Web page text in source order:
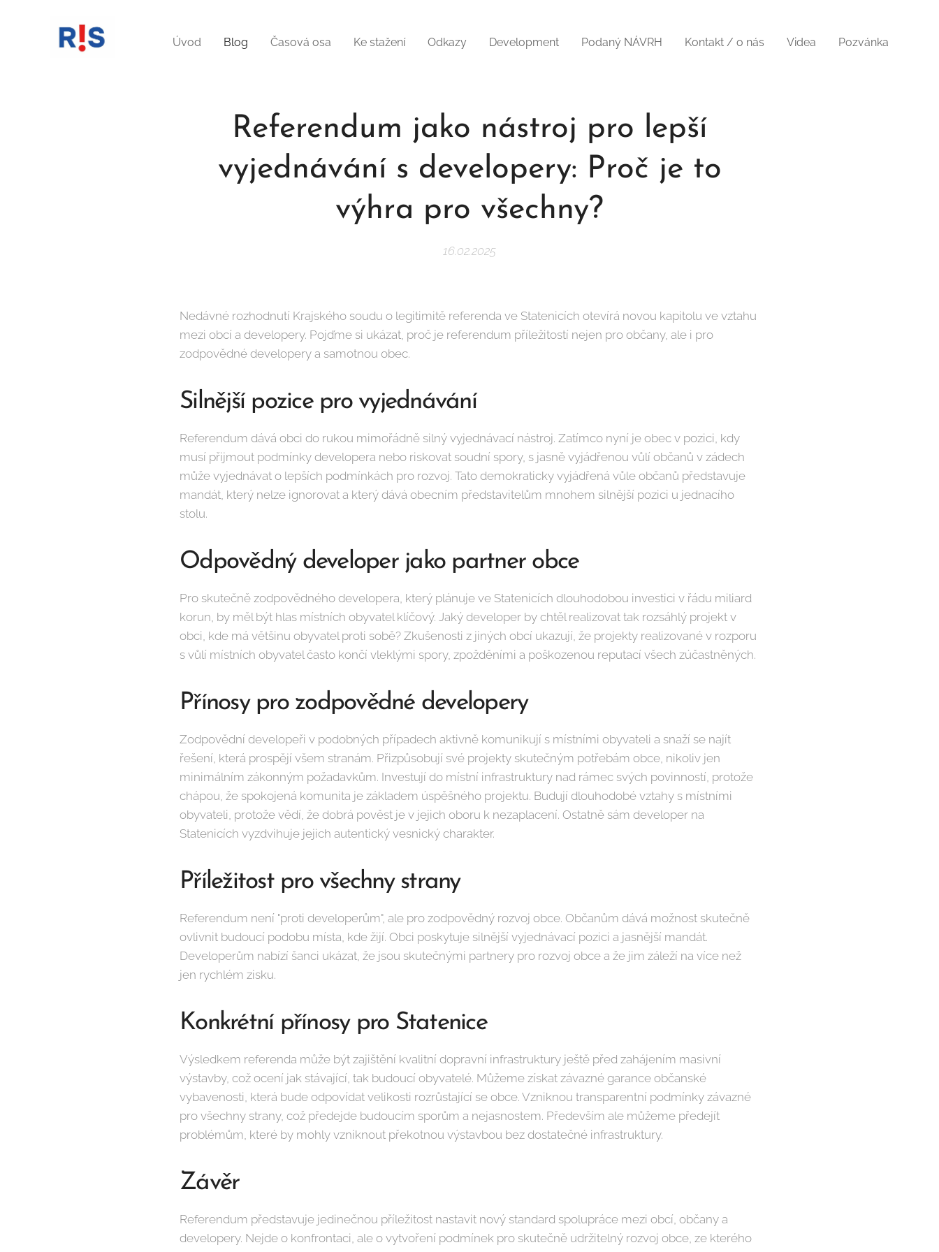
Úvod Blog Časová osa Ke stažení Odkazy Development Podaný NÁVRH Kontakt / o nás Videa Pozvánka
Referendum jako nástroj pro lepší
vyjednávání s developery: Proč je to
výhra pro všechny?
16.02.2025
Nedávné rozhodnutí Krajského soudu o legitimitě referenda ve Statenicích otevírá novou kapitolu ve vztahu
mezi obcí a developery. Pojďme si ukázat, proč je referendum příležitostí nejen pro občany, ale i pro
zodpovědné developery a samotnou obec.
Silnější pozice pro vyjednávání
Referendum dává obci do rukou mimořádně silný vyjednávací nástroj. Zatímco nyní je obec v pozici, kdy
musí přijmout podmínky developera nebo riskovat soudní spory, s jasně vyjádřenou vůlí občanů v zádech
může vyjednávat o lepších podmínkách pro rozvoj. Tato demokraticky vyjádřená vůle občanů představuje
mandát, který nelze ignorovat a který dává obecním představitelům mnohem silnější pozici u jednacího
stolu.
Odpovědný developer jako partner obce
Pro skutečně zodpovědného developera, který plánuje ve Statenicích dlouhodobou investici v řádu miliard
korun, by měl být hlas místních obyvatel klíčový. Jaký developer by chtěl realizovat tak rozsáhlý projekt v
obci, kde má většinu obyvatel proti sobě? Zkušenosti z jiných obcí ukazují, že projekty realizované v rozporu
s vůlí místních obyvatel často končí vleklými spory, zpožděními a poškozenou reputací všech zúčastněných.
Přínosy pro zodpovědné developery
Zodpovědní developeři v podobných případech aktivně komunikují s místními obyvateli a snaží se najít
řešení, která prospějí všem stranám. Přizpůsobují své projekty skutečným potřebám obce, nikoliv jen
minimálním zákonným požadavkům. Investují do místní infrastruktury nad rámec svých povinností, protože
chápou, že spokojená komunita je základem úspěšného projektu. Budují dlouhodobé vztahy s místními
obyvateli, protože vědí, že dobrá pověst je v jejich oboru k nezaplacení. Ostatně sám developer na
Statenicích vyzdvihuje jejich autentický vesnický charakter.
Příležitost pro všechny strany
Referendum není "proti developerům", ale pro zodpovědný rozvoj obce. Občanům dává možnost skutečně
ovlivnit budoucí podobu místa, kde žijí. Obci poskytuje silnější vyjednávací pozici a jasnější mandát.
Developerům nabízí šanci ukázat, že jsou skutečnými partnery pro rozvoj obce a že jim záleží na více než
jen rychlém zisku.
Konkrétní přínosy pro Statenice
Výsledkem referenda může být zajištění kvalitní dopravní infrastruktury ještě před zahájením masivní
výstavby, což ocení jak stávající, tak budoucí obyvatelé. Můžeme získat závazné garance občanské
vybavenosti, která bude odpovídat velikosti rozrůstající se obce. Vzniknou transparentní podmínky závazné
pro všechny strany, což předejde budoucím sporům a nejasnostem. Především ale můžeme předejít
problémům, které by mohly vzniknout překotnou výstavbou bez dostatečné infrastruktury.
Závěr
Referendum představuje jedinečnou příležitost nastavit nový standard spolupráce mezi obcí, občany a
developery. Nejde o konfrontaci, ale o vytvoření podmínek pro skutečně udržitelný rozvoj obce, ze kterého